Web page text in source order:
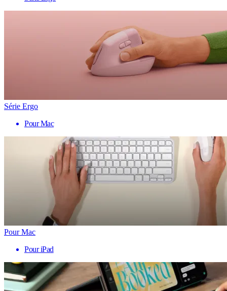
Série Ergo
Pour Mac
Pour Mac
Pour iPad